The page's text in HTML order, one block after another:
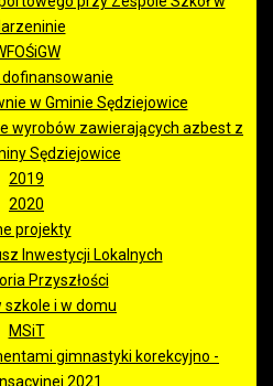
w Gminie Sędziejowice
wyrobów zawierających azbest z
Sędziejowice
2019
2020
projekty
Inwestycji Lokalnych
Przyszłości
szkole i w domu
MSiT
gimnastyki korekcyjno -
2021